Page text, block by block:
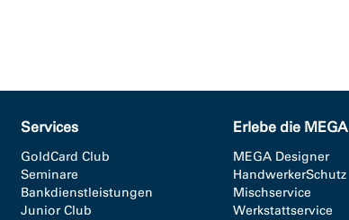
Services
GoldCard Club
Seminare
Bankdienstleistungen
Junior Club
Erlebe die MEGA
MEGA Designer
HandwerkerSchutz
Mischservice
Werkstattservice